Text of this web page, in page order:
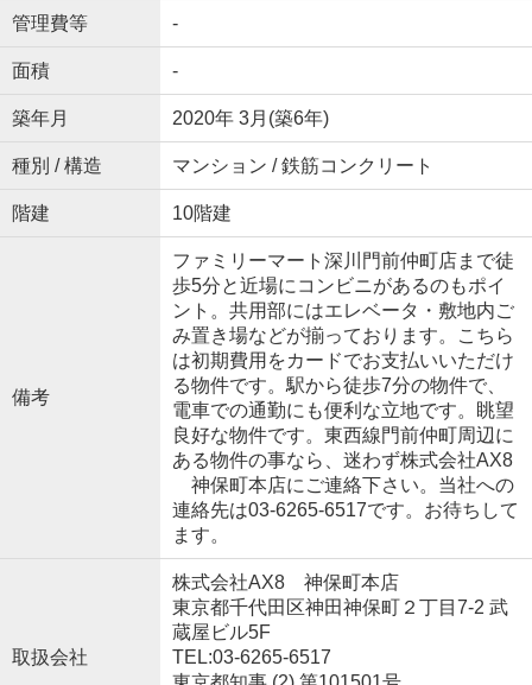
管理費等 -
面積 -
築年月 2020年 3月(築6年)
種別 / 構造 マンション / 鉄筋コンクリート
階建 10階建
備考
ファミリーマート深川門前仲町店まで徒
歩5分と近場にコンビニがあるのもポイ
ント。共用部にはエレベータ・敷地内ご
み置き場などが揃っております。こちら
は初期費用をカードでお支払いいただけ
る物件です。駅から徒歩7分の物件で、
電車での通勤にも便利な立地です。眺望
良好な物件です。東西線門前仲町周辺に
ある物件の事なら、迷わず株式会社AX8
神保町本店にご連絡下さい。当社への
連絡先は03-6265-6517です。お待ちして
ます。
取扱会社
株式会社AX8 神保町本店
東京都千代田区神田神保町２丁目7-2 武
蔵屋ビル5F
TEL:03-6265-6517